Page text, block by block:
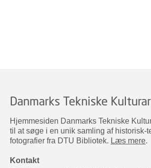
Danmarks Tekniske
Hjemmesiden Danmarks Tekniske
til at søge i en unik samling af historisk-
fotografier fra DTU Bibliotek. Læs mere.
Kontakt